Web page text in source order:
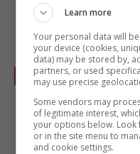
ripieno.
arrotolate
Preparate così
disponendoli
coprendoli con
umidi.
Learn more
Your personal data will
your device (cookies,
data) may be stored by,
partners, or used
may use precise
Some vendors may
of legitimate interest,
your options below.
or in the site menu to
and cookie settings.